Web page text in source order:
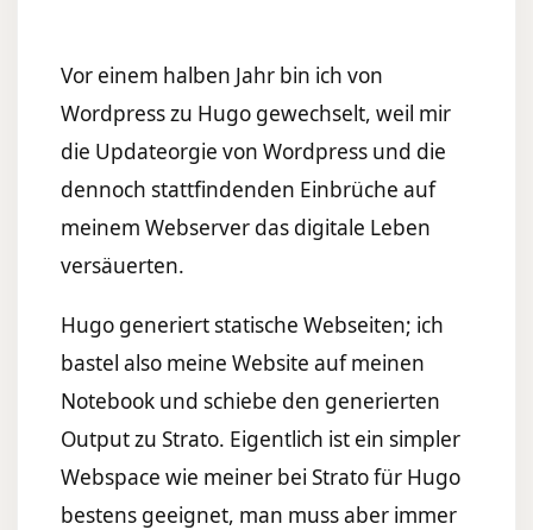
Vor einem halben Jahr bin ich von
Wordpress zu Hugo gewechselt, weil mir
die Updateorgie von Wordpress und die
dennoch stattfindenden Einbrüche auf
meinem Webserver das digitale Leben
versäuerten.
Hugo generiert statische Webseiten; ich
bastel also meine Website auf meinen
Notebook und schiebe den generierten
Output zu Strato. Eigentlich ist ein simpler
Webspace wie meiner bei Strato für Hugo
bestens geeignet, man muss aber immer